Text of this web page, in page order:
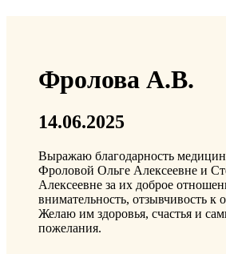
Фролова А.В.
14.06.2025
Выражаю благодарность
Фроловой Ольге Алексеевне и
Алексеевне за их доброе
внимательность, отзывчивость
Желаю им здоровья, счастья и
пожелания.